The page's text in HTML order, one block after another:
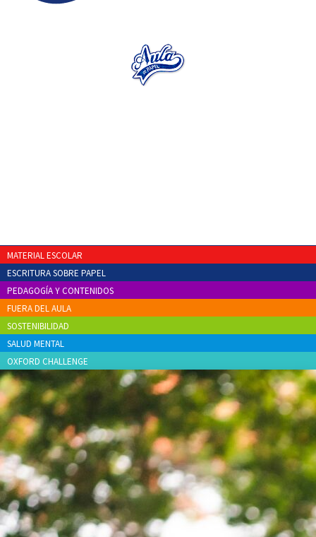
MATERIAL ESCOLAR
ESCRITURA SOBRE PAPEL
PEDAGOGÍA Y CONTENIDOS
FUERA DEL AULA
SOSTENIBILIDAD
SALUD MENTAL
OXFORD CHALLENGE